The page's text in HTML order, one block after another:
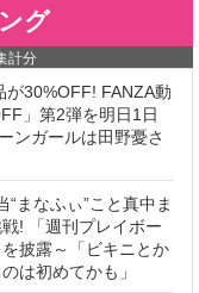
グ
計分
30%OFF! FANZA動
」第2弾を明日1日
ンガールは田野憂さ
“まなふぃ”こと真中ま
! 「週刊プレイボー
披露～「ビキニとか
は初めてかも」